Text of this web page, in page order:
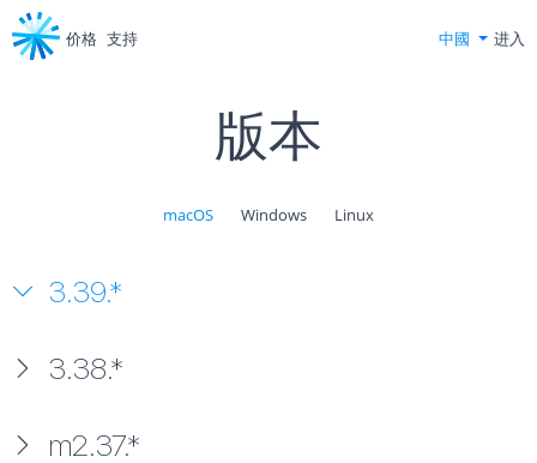
价格 支持 中國 进入
版本
macOS Windows Linux
3.39.*
3.38.*
m2.37.*